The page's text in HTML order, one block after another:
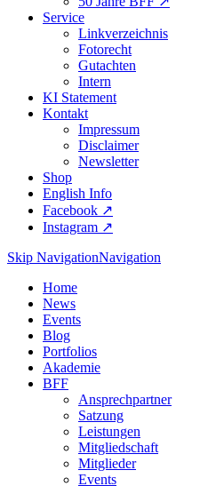
Service
Linkverzeichnis
Fotorecht
Gutachten
Intern
KI Statement
Kontakt
Impressum
Disclaimer
Newsletter
Shop
English Info
Facebook ↗︎
Instagram ↗︎
Skip NavigationNavigation
Home
News
Events
Blog
Portfolios
Akademie
BFF
Ansprechpartner
Satzung
Leistungen
Mitgliedschaft
Mitglieder
Events